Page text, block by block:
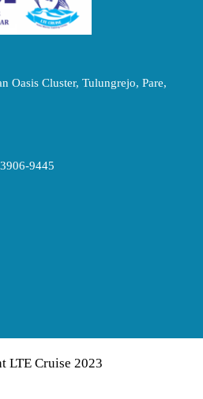
Oasis Cluster, Tulungrejo, Pare,
9445
LTE Cruise 2023